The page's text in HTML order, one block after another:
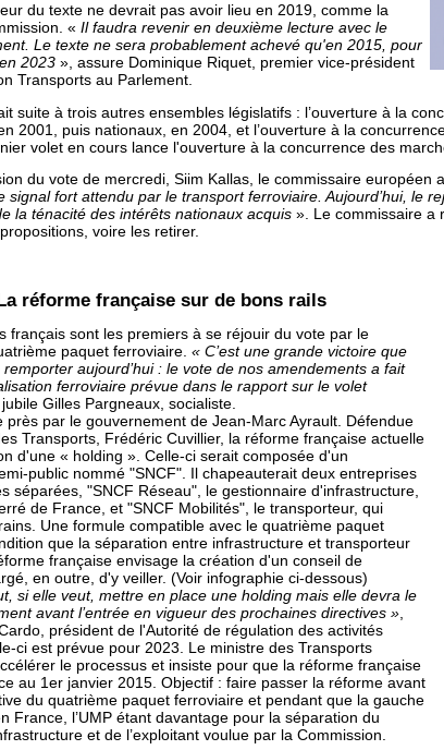
du texte ne devrait pas avoir lieu en 2019, comme la
« Il faudra revenir en deuxième lecture avec le
Le texte ne sera probablement achevé qu'en 2015, pour
2023 », assure Dominique Riquet, premier vice-président
Transports au Parlement.
suite à trois autres ensembles législatifs : l’ouverture à la
2001, puis nationaux, en 2004, et l’ouverture à la
volet en cours lance l'ouverture à la concurrence des
du vote de mercredi, Siim Kallas, le commissaire européen
signal fort attendu par le transport ferroviaire. Aujourd’hui, le
la ténacité des intérêts nationaux acquis ». Le commissaire a
voire les retirer.
réforme française sur de bons rails
français sont les premiers à se réjouir du vote par le
paquet ferroviaire. « C’est une grande victoire que
aujourd’hui : le vote de nos amendements a fait
ferroviaire prévue dans le rapport sur le volet
, jubile Gilles Pargneaux, socialiste.
près par le gouvernement de Jean-Marc Ayrault. Défendue
Transports, Frédéric Cuvillier, la réforme française actuelle
d'une « holding ». Celle-ci serait composée d'un
public nommé "SNCF". Il chapeauterait deux entreprises
séparées, "SNCF Réseau", le gestionnaire d'infrastructure,
de France, et "SNCF Mobilités", le transporteur, qui
Une formule compatible avec le quatrième paquet
que la séparation entre infrastructure et transporteur
française envisage la création d'un conseil de
en outre, d'y veiller. (Voir infographie ci-dessous)
si elle veut, mettre en place une holding mais elle devra le
avant l’entrée en vigueur des prochaines directives »
président de l'Autorité de régulation des activités
ci est prévue pour 2023. Le ministre des Transports
le processus et insiste pour que la réforme française
au 1er janvier 2015. Objectif : faire passer la réforme avant
du quatrième paquet ferroviaire et pendant que la gauche
France, l’UMP étant davantage pour la séparation du
et de l’exploitant voulue par la Commission.